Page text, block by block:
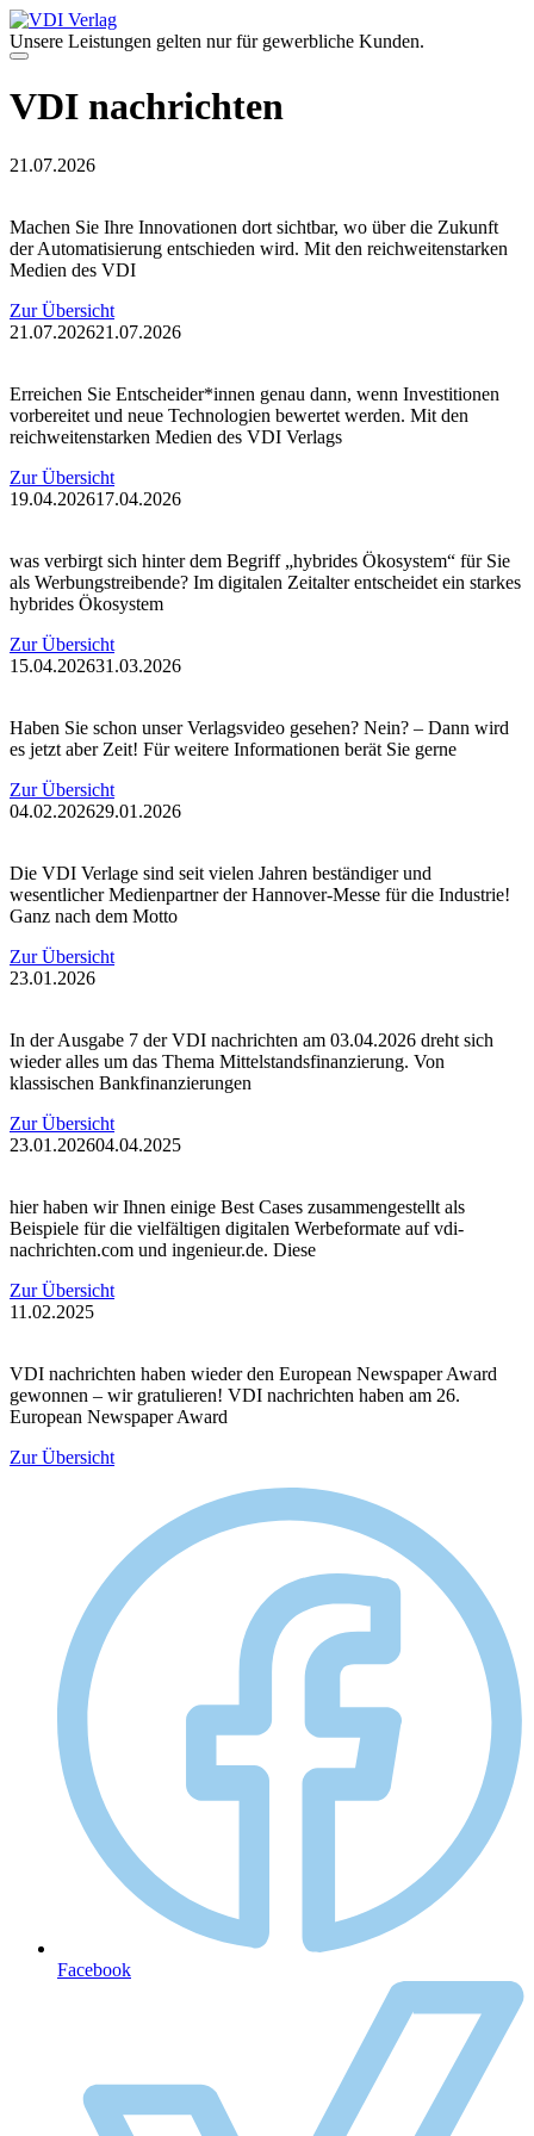
Zum
Inhalt
springen
Unsere Leistungen gelten nur für gewerbliche Kunden.
Menü
VDI nachrichten
21.07.2026
Machen Sie Ihre Innovationen dort sichtbar, wo über die Zukunft
der Automatisierung entschieden wird. Mit den reichweitenstarken
Medien des VDI
Zur Übersicht
21.07.202621.07.2026
Erreichen Sie Entscheider*innen genau dann, wenn Investitionen
vorbereitet und neue Technologien bewertet werden. Mit den
reichweitenstarken Medien des VDI Verlags
Zur Übersicht
19.04.202617.04.2026
was verbirgt sich hinter dem Begriff „hybrides Ökosystem“ für Sie
als Werbungstreibende? Im digitalen Zeitalter entscheidet ein starkes
hybrides Ökosystem
Zur Übersicht
15.04.202631.03.2026
Haben Sie schon unser Verlagsvideo gesehen? Nein? – Dann wird
es jetzt aber Zeit! Für weitere Informationen berät Sie gerne
Zur Übersicht
04.02.202629.01.2026
Die VDI Verlage sind seit vielen Jahren beständiger und
wesentlicher Medienpartner der Hannover-Messe für die Industrie!
Ganz nach dem Motto
Zur Übersicht
23.01.2026
In der Ausgabe 7 der VDI nachrichten am 03.04.2026 dreht sich
wieder alles um das Thema Mittelstandsfinanzierung. Von
klassischen Bankfinanzierungen
Zur Übersicht
23.01.202604.04.2025
hier haben wir Ihnen einige Best Cases zusammengestellt als
Beispiele für die vielfältigen digitalen Werbeformate auf vdi-
nachrichten.com und ingenieur.de. Diese
Zur Übersicht
11.02.2025
VDI nachrichten haben wieder den European Newspaper Award
gewonnen – wir gratulieren! VDI nachrichten haben am 26.
European Newspaper Award
Zur Übersicht
Facebook